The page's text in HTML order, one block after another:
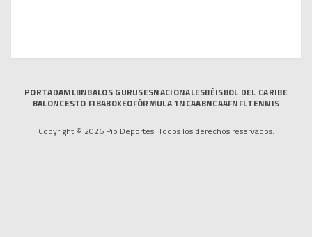
PORTADAMLBNBALOS GURUSESNACIONALESBÉISBOL DEL CARIBE
BALONCESTO FIBABOXEOFÓRMULA 1NCAABNCAAFNFLTENNIS
Copyright © 2026 Pio Deportes. Todos los derechos reservados.